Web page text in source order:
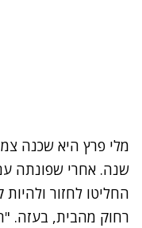
שנה. אחרי שפונתה
החליטו לחזור
רחוק מהבית, בעזה.